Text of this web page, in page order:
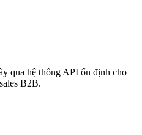
qua hệ thống API ổn định cho
B2B.